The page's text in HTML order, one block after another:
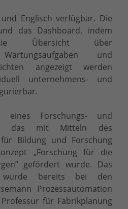
Englisch verfügbar. Die
das Dashboard, indem
die Übersicht über
und
angezeigt werden
unternehmens- und
eines Forschungs- und
das mit Mitteln des
Bildung und Forschung
„Forschung für die
gefördert wurde. Das
wurde bereits bei den
Prozessautomation
für Fabrikplanung